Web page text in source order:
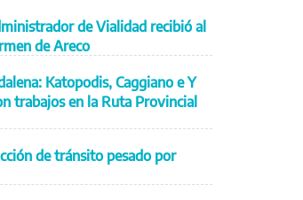
de Vialidad recibió al
de Areco
Katopodis, Caggiano e Y
trabajos en la Ruta Provincial
de tránsito pesado por